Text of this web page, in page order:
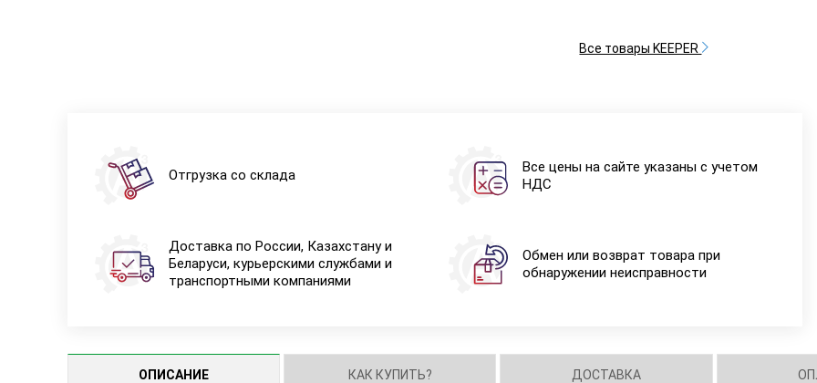
Все товары KEEPER
Отгрузка со склада
Все цены на сайте указаны с учетом
НДС
Доставка по России, Казахстану и
Беларуси, курьерскими службами и
транспортными компаниями
Обмен или возврат товара при
обнаружении неисправности
ОПИСАНИЕ КАК КУПИТЬ? ДОСТАВКА